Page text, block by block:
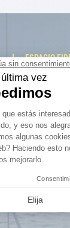
ESPACIO
¿Eres